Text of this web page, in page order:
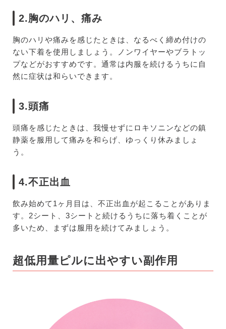
2.胸のハリ、痛み
胸のハリや痛みを感じたときは、なるべく締め付けの
ない下着を使用しましょう。ノンワイヤーやブラトッ
プなどがおすすめです。通常は内服を続けるうちに自
然に症状は和らいできます。
3.頭痛
頭痛を感じたときは、我慢せずにロキソニンなどの鎮
静薬を服用して痛みを和らげ、ゆっくり休みましょ
う。
4.不正出血
飲み始めて1ヶ月目は、不正出血が起こることがありま
す。2シート、3シートと続けるうちに落ち着くことが
多いため、まずは服用を続けてみましょう。
超低用量ピルに出やすい副作用